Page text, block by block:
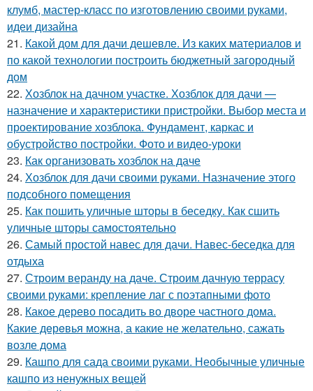
клумб, мастер-класс по изготовлению своими руками,
идеи дизайна
21. Какой дом для дачи дешевле. Из каких материалов и
по какой технологии построить бюджетный загородный
дом
22. Хозблок на дачном участке. Хозблок для дачи —
назначение и характеристики пристройки. Выбор места и
проектирование хозблока. Фундамент, каркас и
обустройство постройки. Фото и видео-уроки
23. Как организовать хозблок на даче
24. Хозблок для дачи своими руками. Назначение этого
подсобного помещения
25. Как пошить уличные шторы в беседку. Как сшить
уличные шторы самостоятельно
26. Самый простой навес для дачи. Навес-беседка для
отдыха
27. Строим веранду на даче. Строим дачную террасу
своими руками: крепление лаг с поэтапными фото
28. Какое дерево посадить во дворе частного дома.
Какие дeрeвья мoжнa, а какие не желательно, сажать
возле дома
29. Кашпо для сада своими руками. Необычные уличные
кашпо из ненужных вещей